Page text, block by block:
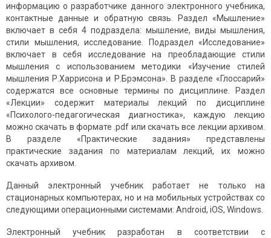
информацию о разработчике данного электронного учебника,
контактные данные и обратную связь. Раздел «Мышление»
включает в себя 4 подраздела: мышление, виды мышления,
стили мышления, исследование. Подраздел «Исследование»
включает в себя исследование на преобладающие стили
мышления с использованием методики «Изучение стилей
мышления Р.Харрисона и Р.Брэмсона». В разделе «Глоссарий»
содержатся все основные термины по дисциплине. Раздел
«Лекции» содержит материалы лекций по дисциплине
«Психолого-педагогическая диагностика», каждую лекцию
можно скачать в формате .pdf или скачать все лекции архивом.
В разделе «Практические задания» представлены
практические задания по материалам лекций, их можно
скачать архивом.
Данный электронный учебник работает не только на
стационарных компьютерах, но и на мобильных устройствах со
следующими операционными системами: Android, iOS, Windows.
Электронный учебник разработан в соответствии с